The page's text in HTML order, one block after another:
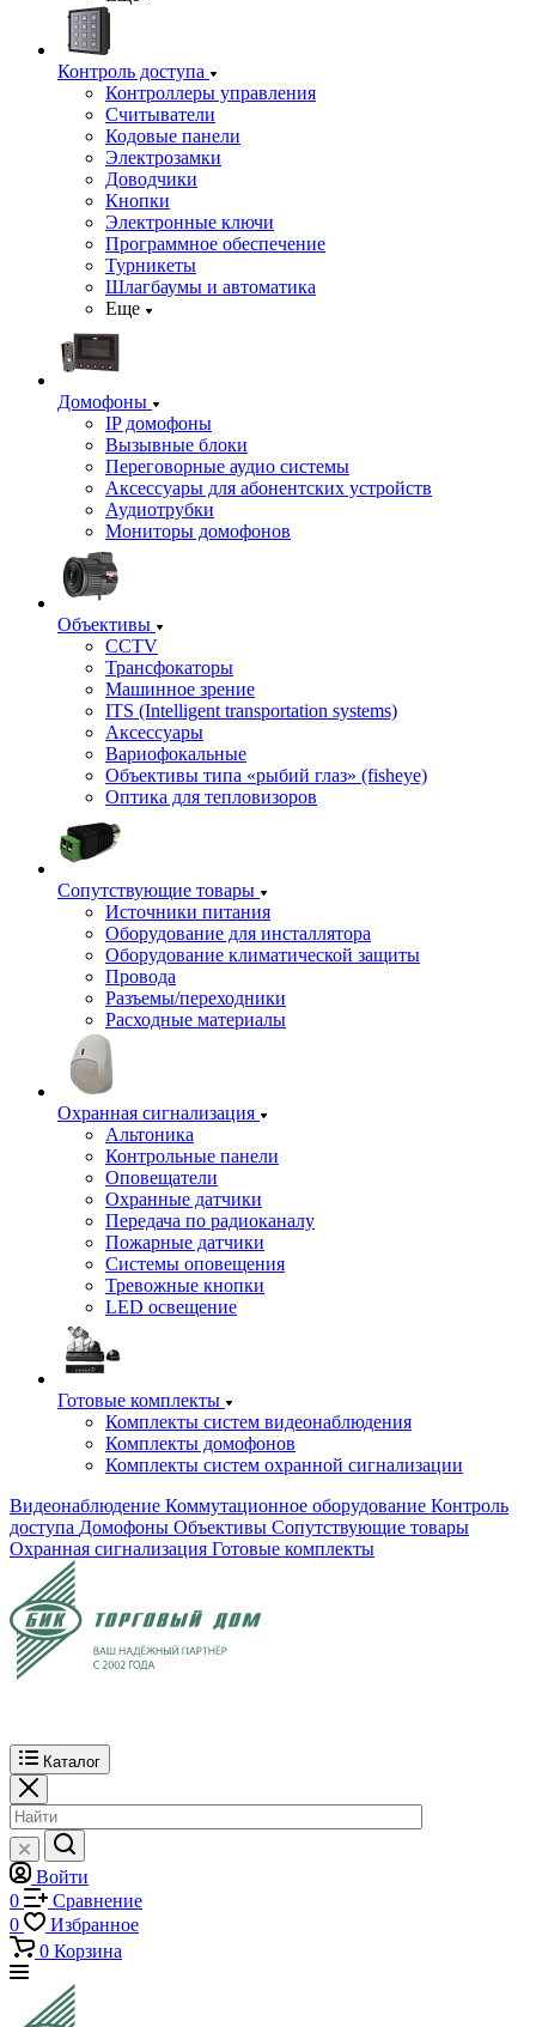
Контроль доступа
Контроллеры управления
Считыватели
Кодовые панели
Электрозамки
Доводчики
Кнопки
Электронные ключи
Программное обеспечение
Турникеты
Шлагбаумы и автоматика
Еще
Домофоны
IP домофоны
Вызывные блоки
Переговорные аудио системы
Аксессуары для абонентских устройств
Аудиотрубки
Мониторы домофонов
Объективы
CCTV
Трансфокаторы
Машинное зрение
ITS (Intelligent transportation systems)
Аксессуары
Вариофокальные
Объективы типа «рыбий глаз» (fisheye)
Оптика для тепловизоров
Сопутствующие товары
Источники питания
Оборудование для инсталлятора
Оборудование климатической защиты
Провода
Разъемы/переходники
Расходные материалы
Охранная сигнализация
Альтоника
Контрольные панели
Оповещатели
Охранные датчики
Передача по радиоканалу
Пожарные датчики
Системы оповещения
Тревожные кнопки
LED освещение
Готовые комплекты
Комплекты систем видеонаблюдения
Комплекты домофонов
Комплекты систем охранной сигнализации
Видеонаблюдение Коммутационное оборудование Контроль
доступа Домофоны Объективы Сопутствующие товары
Охранная сигнализация Готовые комплекты
Каталог
Войти
0
Сравнение
0
Избранное
0 Корзина